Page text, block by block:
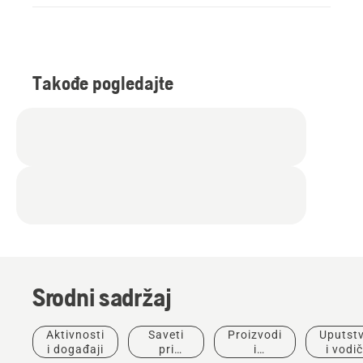
Takođe pogledajte
Srodni sadržaj
Aktivnosti
i događaji
Saveti
pri
Proizvodi
i
i